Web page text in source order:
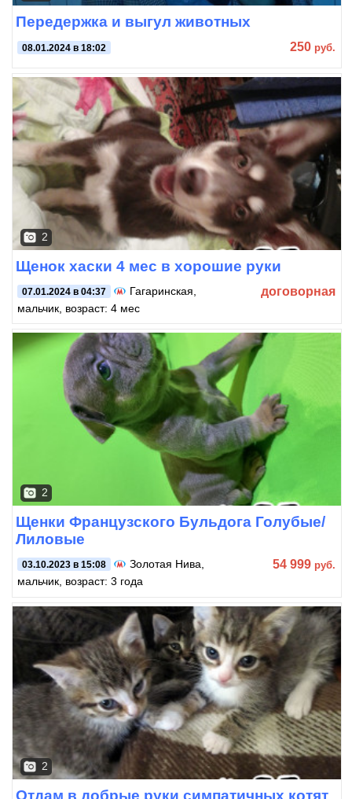
Передержка и выгул животных
08.01.2024 в 18:02 250 руб.
2
Щенок хаски 4 мес в хорошие руки
07.01.2024 в 04:37 Гагаринская
мальчик, возраст: 4 мес
договорная
2
Щенки Французского Бульдога Голубые/
Лиловые
03.10.2023 в 15:08 Золотая Нива,
мальчик, возраст: 3 года
54 999 руб.
2
Отдам в добрые руки симпатичных котят